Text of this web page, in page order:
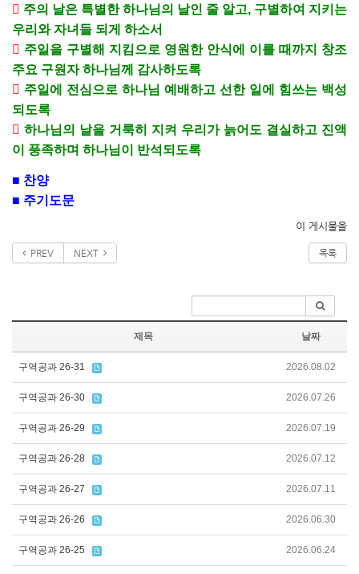
 주의 날은 특별한 하나님의 날인 줄 알고, 구별하여 지키는
우리와 자녀들 되게 하소서
 주일을 구별해 지킴으로 영원한 안식에 이를 때까지 창조
주요 구원자 하나님께 감사하도록
 주일에 전심으로 하나님 예배하고 선한 일에 힘쓰는 백성
되도록
 하나님의 날을 거룩히 지켜 우리가 늙어도 결실하고 진액
이 풍족하며 하나님이 반석되도록
■ 찬양
■ 주기도문
이 게시물을
PREV NEXT 목록
제목 날짜
구역공과 26-31 2026.08.02
구역공과 26-30 2026.07.26
구역공과 26-29 2026.07.19
구역공과 26-28 2026.07.12
구역공과 26-27 2026.07.11
구역공과 26-26 2026.06.30
구역공과 26-25 2026.06.24